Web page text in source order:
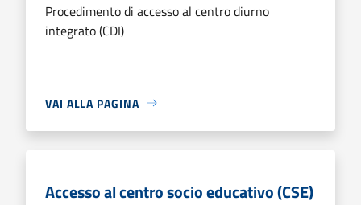
Procedimento di accesso al centro diurno
integrato (CDI)
VAI ALLA PAGINA
Accesso al centro socio educativo (CSE)